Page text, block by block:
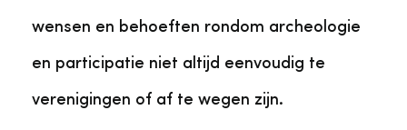
wensen en behoeften rondom archeologie
en participatie niet altijd eenvoudig te
verenigingen of af te wegen zijn.